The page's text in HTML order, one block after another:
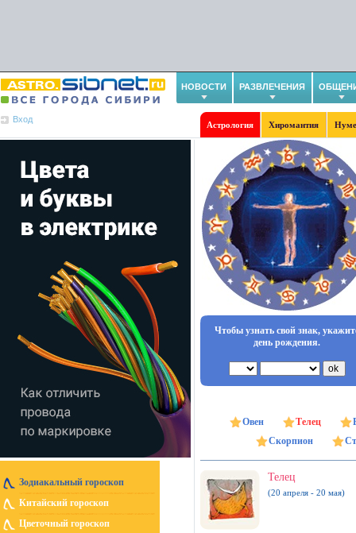
НОВОСТИ РАЗВЛЕЧЕНИЯ
Вход
Астрология Хиромантия
Зодиакальный гороскоп
Китайский гороскоп
Цветочный гороскоп
Чтобы узнать свой знак,
день рождения.
Овен Телец
Скорпион
Телец
(20 апреля - 20 мая)